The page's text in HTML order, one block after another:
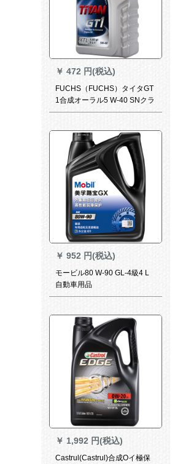
￥ 472 円(税込)
FUCHS（FUCHS）タイタGT
1合成オーラル5 W-40 SNクラ
ス1 L自動車用品
￥ 952 円(税込)
モービル80 W-90 GL-4級4 L
自動車用品
￥ 1,992 円(税込)
Castrul(Castrul)合成Oイ極保